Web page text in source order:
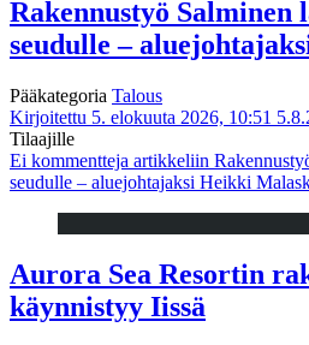
Rakennustyö Salminen
seudulle –
Pääkategoria Talous
Kirjoitettu 5. elokuuta 2026, 10:51
Tilaajille
Ei kommentteja artikkeliin
seudulle – aluejohtajaksi Heikki
Aurora Sea Resortin
käynnistyy Iissä